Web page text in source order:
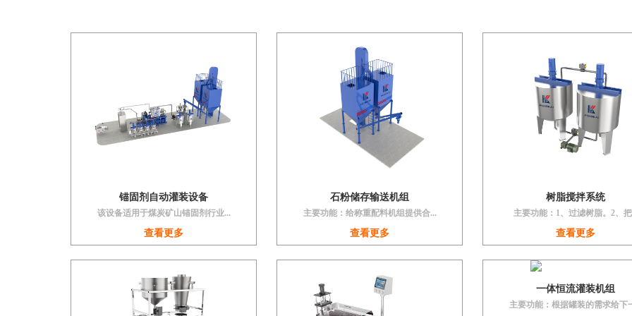
锚固剂自动灌装设备
该设备适用于煤炭矿山锚固剂行业...
查看更多
石粉储存输送机组
主要功能：给称重配料机组提供合...
查看更多
树脂搅拌系统
主要功能：1、过滤树脂。2、
查看更多
一体恒流灌装机组
主要功能：根据罐装的需求给下